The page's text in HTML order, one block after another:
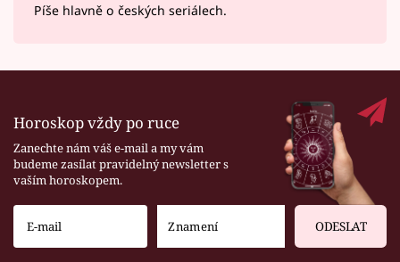
Píše hlavně o českých seriálech.
Horoskop vždy po ruce
Zanechte nám váš e-mail a my vám
budeme zasílat pravidelný newsletter s
vaším horoskopem.
ODESLAT